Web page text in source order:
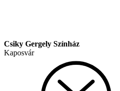
Csiky Gergely Színház
Kaposvár